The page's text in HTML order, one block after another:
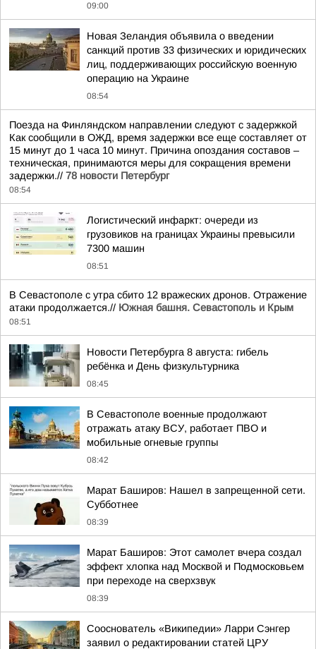
09:00
Новая Зеландия объявила о введении
санкций против 33 физических и юридических
лиц, поддерживающих российскую военную
операцию на Украине
08:54
Поезда на Финляндском направлении следуют с задержкой
Как сообщили в ОЖД, время задержки все еще составляет от
15 минут до 1 часа 10 минут. Причина опоздания составов –
техническая, принимаются меры для сокращения времени
задержки.// 78 новости Петербург
08:54
Логистический инфаркт: очереди из
грузовиков на границах Украины превысили
7300 машин
08:51
В Севастополе с утра сбито 12 вражеских дронов. Отражение
атаки продолжается.// Южная башня. Севастополь и Крым
08:51
Новости Петербурга 8 августа: гибель
ребёнка и День физкультурника
08:45
В Севастополе военные продолжают
отражать атаку ВСУ, работает ПВО и
мобильные огневые группы
08:42
Марат Баширов: Нашел в запрещенной сети.
Субботнее
08:39
Марат Баширов: Этот самолет вчера создал
эффект хлопка над Москвой и Подмосковьем
при переходе на сверхзвук
08:39
Сооснователь «Википедии» Ларри Сэнгер
заявил о редактировании статей ЦРУ